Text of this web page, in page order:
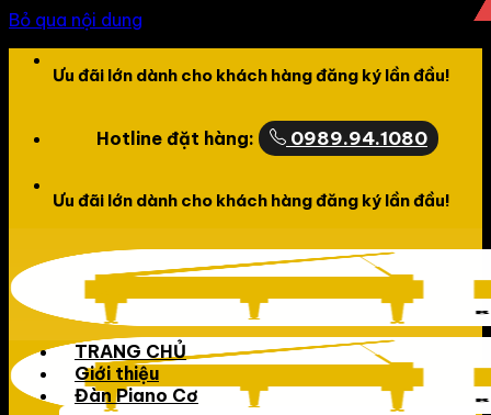
Bỏ qua nội dung
Chào mừng bạn đến với website của LCPiano
Hotline đặt hàng: 0989.94.1080
Chào mừng bạn đến với website của LCPiano
TRANG CHỦ
Giới thiệu
Đàn Piano Cơ